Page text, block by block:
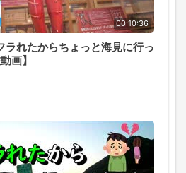
00:10:36
ラれたからちょっと海見に行っ
画】